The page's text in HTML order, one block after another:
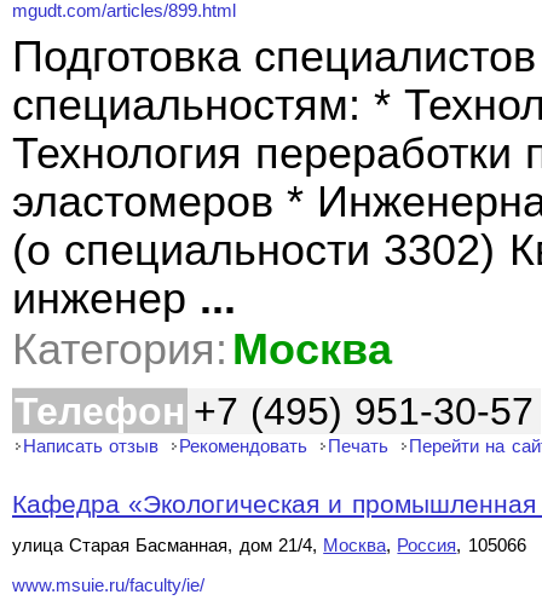
mgudt.com/articles/899.html
Подготовка
специальностям: *
Технология переработки
эластомеров *
(о специальности 3302)
инженер ...
Категория: Москва
Телефон +7 (495) 951-30-57
Написать отзыв Рекомендовать Печать Перейти на
Кафедра «Экологическая и промышленная
улица Старая Басманная, дом 21/4, Москва, Россия, 105066
www.msuie.ru/faculty/ie/